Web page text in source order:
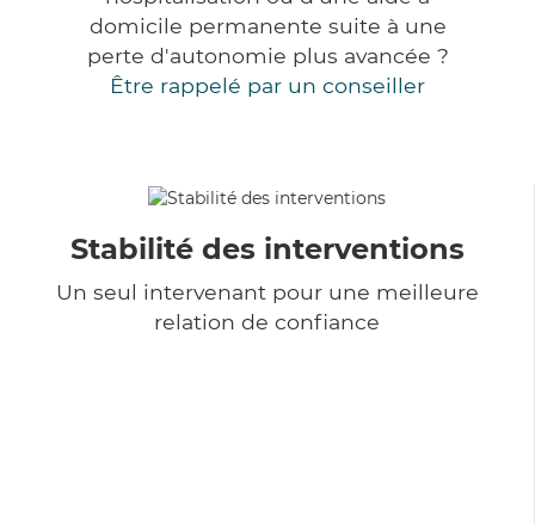
domicile permanente suite à une
perte d'autonomie plus avancée ?
Être rappelé par un conseiller
Stabilité des interventions
Un seul intervenant pour une meilleure
relation de confiance